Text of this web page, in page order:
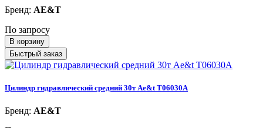
Бренд: AE&T
По запросу
В корзину
Быстрый заказ
Цилиндр гидравлический средний 30т Ae&t T06030A
Бренд: AE&T